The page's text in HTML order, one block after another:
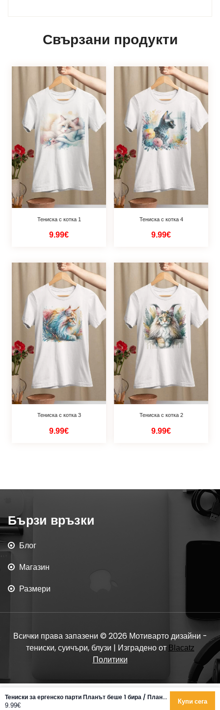
Свързани продукти
Тениска с котка 1
9.99€
Тениска с котка 4
9.99€
Тениска с котка 3
9.99€
Тениска с котка 2
9.99€
Бързи връзки
Блог
Магазин
Размери
Всички права запазени © 2026 Мотиварто дизайни -
тениски, суичъри, блузи | Изградено от Blacatz
Политики
Тениски за ергенско парти Планът беше 1 бира / Планът умря
9.99€ Купи сега